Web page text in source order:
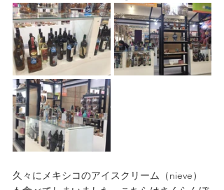
久々にメキシコのアイスクリーム（nieve）